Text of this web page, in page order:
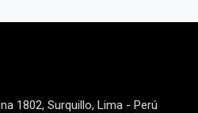
1802, Surquillo, Lima - Perú